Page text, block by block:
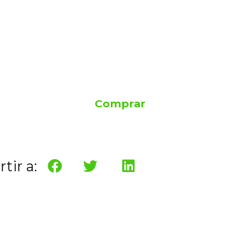
Comprar
a: